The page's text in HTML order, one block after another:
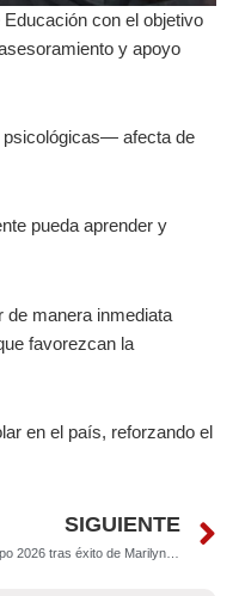
con el objetivo
y apoyo
psicológicas— afecta de
pueda aprender y
de manera inmediata
favorezcan la
en el país, reforzando el
SIGUIENTE
Potosinos piden a Coldplay o Rammstein en Fenapo 2026 tras éxito de Marilyn Manson